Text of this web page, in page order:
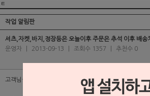
ㅌ
작업 알림판
셔츠,자켓,바지,정장등은 오늘이후 주문은 추석 이후 배송
운영자
2013-09-13 조회수 1357 추천수 0
고객님들 , 선생님들, 담당자님들~